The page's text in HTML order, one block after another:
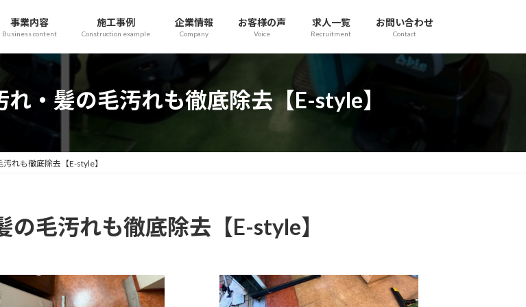
事業内容
Business content
施工事例
Construction example
企業情報
Company
お客様の声
Voice
求人一覧
Recruitment
お問い合わせ
Contact
・髪の毛汚れも徹底除去【E-style】
れも徹底除去【E-style】
毛汚れも徹底除去【E-style】